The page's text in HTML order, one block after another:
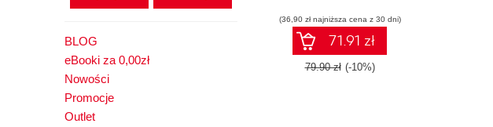
BLOG
eBooki za 0,00zł
Nowości
Promocje
Outlet
(36,90 zł najniższa cena z 30 dni)
71.91 zł
79.90 zł (-10%)